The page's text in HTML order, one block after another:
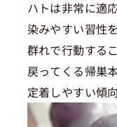
ハトは非常に適
染みやすい習性
群れで行動する
戻ってくる帰巣
定着しやすい傾